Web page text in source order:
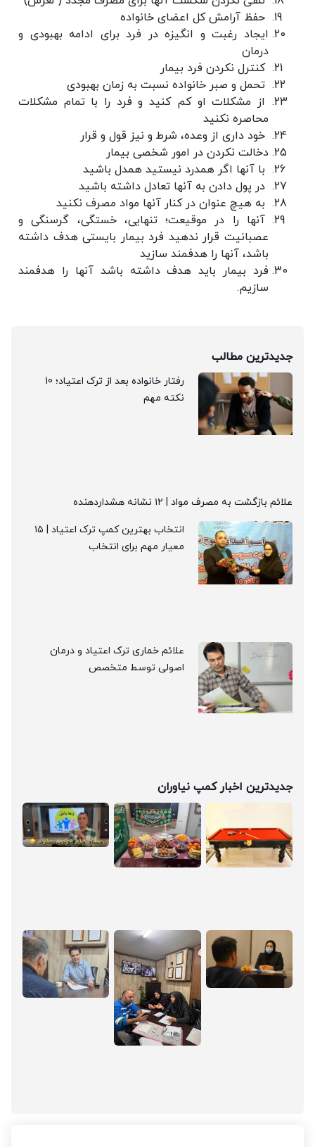
حفظ آرامش کل اعضای خانواده
ایجاد رغبت و انگیزه در فرد برای ادامه بهبودی و
درمان
کنترل نکردن فرد بیمار
تحمل و صبر خانواده نسبت به زمان بهبودی
از مشکلات او کم کنید و فرد را با تمام مشکلات
محاصره نکنید
خود داری از وعده، شرط و نیز قول و قرار
دخالت نکردن در امور شخصی بیمار
با آنها اگر همدرد نیستید همدل باشید
در پول دادن به آنها تعادل داشته باشید
به هیچ عنوان در کنار آنها مواد مصرف نکنید
آنها را در موقیعت؛ تنهایی، خستگی، گرسنگی و
عصبانیت قرار ندهید فرد بیمار بایستی هدف داشته
باشد، آنها را هدفمند سازید
فرد بیمار باید هدف داشته باشد آنها را هدفمند
سازیم.
جدیدترین مطالب
رفتار خانواده بعد از ترک اعتیاد؛ 10
نکته مهم
علائم بازگشت به مصرف مواد | ۱۲ نشانه هشداردهنده
انتخاب بهترین کمپ ترک اعتیاد | ۱۵
معیار مهم برای انتخاب
علائم خماری ترک اعتیاد و درمان
اصولی توسط متخصص
جدیدترین اخبار کمپ نیاوران